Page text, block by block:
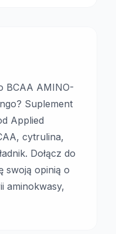
BCAA AMINO-
Suplement
Applied
cytrulina,
Dołącz do
swoją opinią o
aminokwasy,